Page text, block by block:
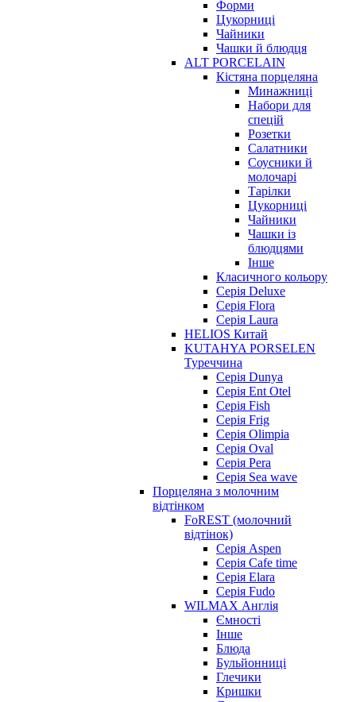
Форми
Цукорниці
Чайники
Чашки й блюдця
ALT PORCELAIN
Кістяна порцеляна
Минажниці
Набори для
спецій
Розетки
Салатники
Соусники й
молочарі
Тарілки
Цукорниці
Чайники
Чашки із
блюдцями
Інше
Класичного кольору
Серія Deluxe
Серія Flora
Серія Laura
HELIOS Китай
KUTAHYA PORSELEN
Туреччина
Серія Dunya
Серія Ent Otel
Серія Fish
Серія Frig
Серія Olimpia
Серія Oval
Серія Pera
Серія Sea wave
Порцеляна з молочним
відтінком
FoREST (молочний
відтінок)
Серія Aspen
Серія Cafe time
Серія Elara
Серія Fudo
WILMAX Англія
Ємності
Інше
Блюда
Бульйонниці
Глечики
Кришки